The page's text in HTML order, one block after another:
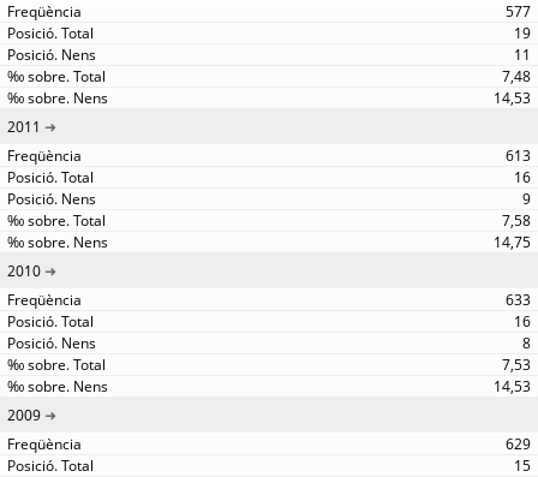
577
19
11
7,48
14,53
2011
613
16
9
7,58
14,75
2010
633
16
8
7,53
14,53
2009
629
15